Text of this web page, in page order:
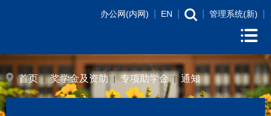
办公网(内网) EN 管理系统(新)
首页 奖学金及资助 专项助学金 通知